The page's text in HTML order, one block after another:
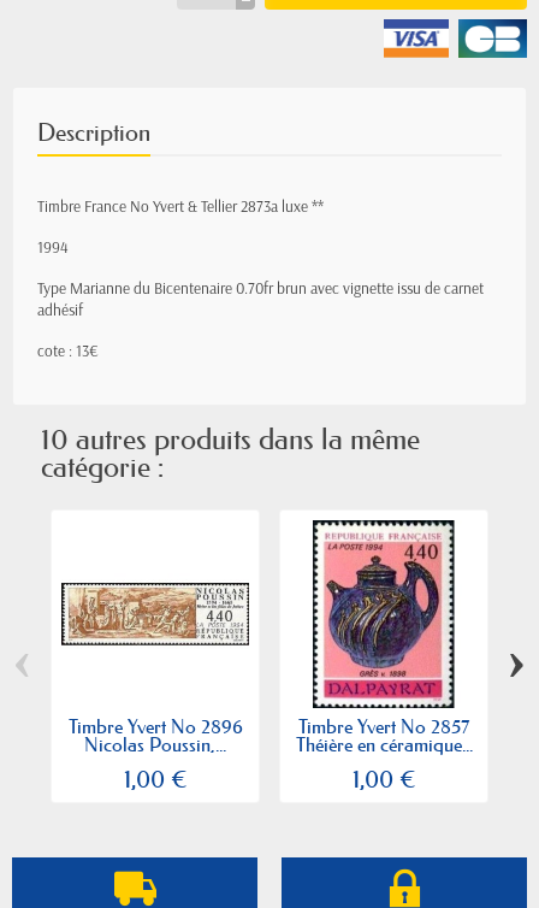
Description
Timbre France No Yvert & Tellier 2873a luxe **
1994
Type Marianne du Bicentenaire 0.70fr brun avec vignette issu de carnet
adhésif
cote : 13€
10 autres produits dans la même
catégorie :
Timbre Yvert No 2896
Nicolas Poussin,...
1,00 €
Timbre Yvert No 2857
Théière en céramique...
1,00 €
‹ ›